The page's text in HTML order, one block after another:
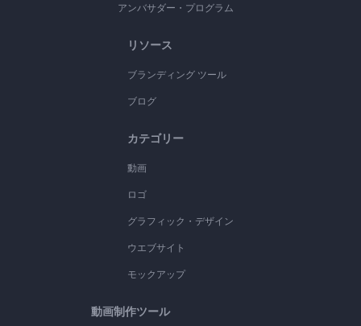
アンバサダー・プログラム
リソース
ブランディング ツール
ブログ
カテゴリー
動画
ロゴ
グラフィック・デザイン
ウエブサイト
モックアップ
動画制作ツール